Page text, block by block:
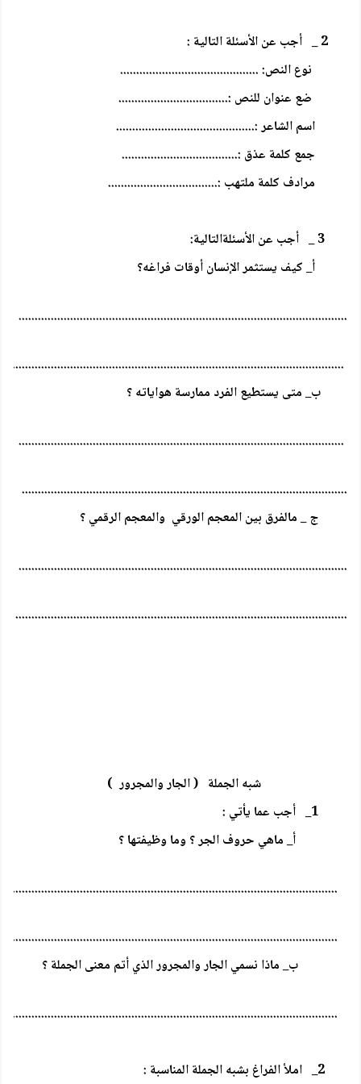
نوع النص: ...........................................
ضع عنوان للنص :..................................
اسم الشاعر :...........................................
جمع كلمة عذق :....................................
مرادف كلمة ملتهب :..................................
أ_ كيف يستثمر الإنسان أوقات فراغه؟
......................................................................................................
.......................................................................................................
ب_ متى يستطيع الفرد ممارسة هواياته ؟
.....................................................................................................
.....................................................................................................
ج _ مالفرق بين المعجم الورقي والمعجم الرقمي ؟
......................................................................................................
.......................................................................................................
شبه الجملة ( الجار والمجرور )
أ_ ماهي حروف الجر ؟ وما وظيفتها ؟
ب_ ماذا نسمي الجار والمجرور الذي أتم معنى الجملة ؟